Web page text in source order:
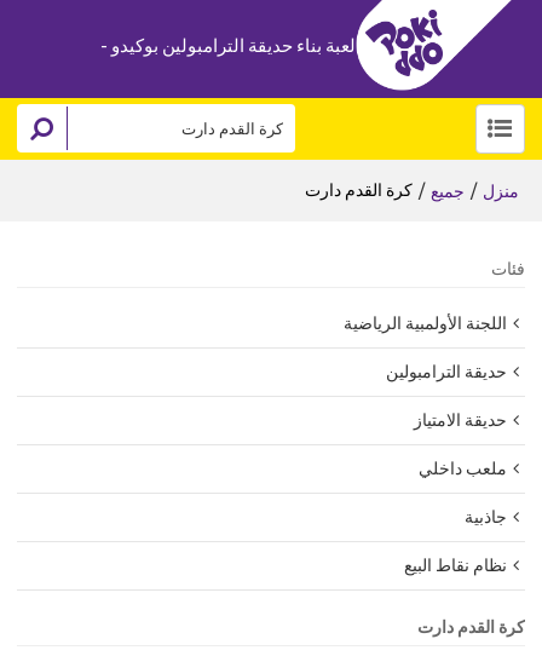
لعبة بناء حديقة الترامبولين بوكيدو -
منزل / جميع / كرة القدم دارت
فئات
اللجنة الأولمبية الرياضية
حديقة الترامبولين
حديقة الامتياز
ملعب داخلي
جاذبية
نظام نقاط البيع
كرة القدم دارت